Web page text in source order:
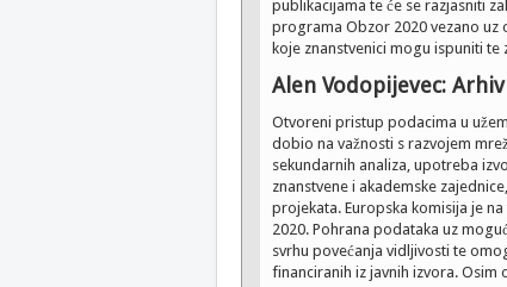
publikacijama te će se razjasniti
programa Obzor 2020 vezano uz
koje znanstvenici mogu ispuniti te
Alen Vodopijevec:
Otvoreni pristup podacima u
dobio na važnosti s razvojem
sekundarnih analiza, upotreba
znanstvene i akademske
projekata. Europska komisija je
2020. Pohrana podataka uz
svrhu povećanja vidljivosti te
financiranih iz javnih izvora.